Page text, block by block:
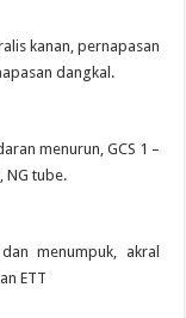
kanan, pernapasan
dangkal.
menurun, GCS 1 –
NG tube.
menumpuk, akral
ETT